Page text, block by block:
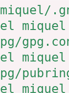
miquel